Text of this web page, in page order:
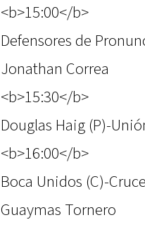
<b>15:00</b>
Defensores de
Jonathan Correa
<b>15:30</b>
Douglas Haig (P)-
<b>16:00</b>
Boca Unidos (C)-
Guaymas Tornero